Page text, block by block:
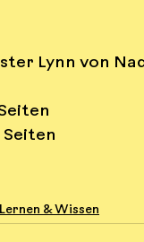
Lynn von
Seiten
Lernen & Wissen